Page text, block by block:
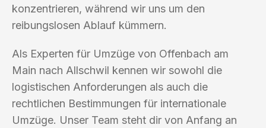
konzentrieren, während wir uns um den
reibungslosen Ablauf kümmern.
Als Experten für Umzüge von Offenbach am
Main nach Allschwil kennen wir sowohl die
logistischen Anforderungen als auch die
rechtlichen Bestimmungen für internationale
Umzüge. Unser Team steht dir von Anfang an